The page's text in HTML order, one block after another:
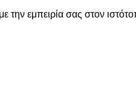
την εμπειρία σας στον